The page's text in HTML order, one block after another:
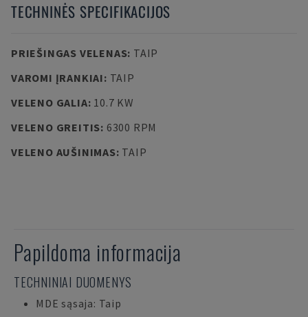
TECHNINĖS SPECIFIKACIJOS
PRIEŠINGAS VELENAS: TAIP
VAROMI ĮRANKIAI: TAIP
VELENO GALIA: 10.7 KW
VELENO GREITIS: 6300 RPM
VELENO AUŠINIMAS: TAIP
Papildoma informacija
TECHNINIAI DUOMENYS
MDE sąsaja: Taip